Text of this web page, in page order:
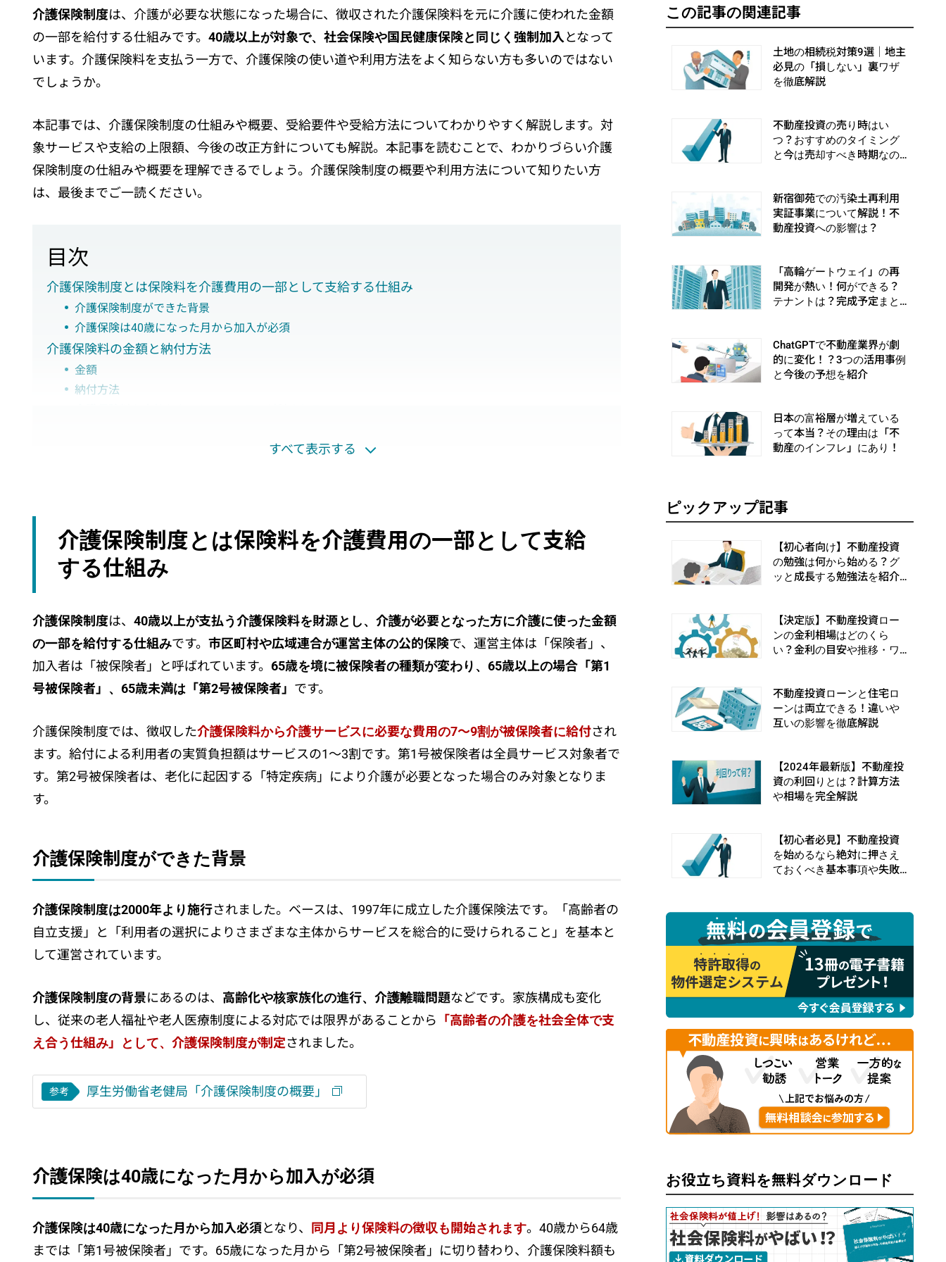
介護保険制度は、介護が必要な状態になった場合に、徴収された介護保険料を元に介護に使われた金額
の一部を給付する仕組みです。 40歳以上が対象で、社会保険や国民健康保険と同じく強制加入となって
います。介護保険料を支払う一方で、介護保険の使い道や利用方法をよく知らない方も多いのではない
でしょうか。
本記事では、介護保険制度の仕組みや概要、受給要件や受給方法についてわかりやすく解説します。対
象サービスや支給の上限額、今後の改正方針についても解説。本記事を読むことで、わかりづらい介護
保険制度の仕組みや概要を理解できるでしょう。介護保険制度の概要や利用方法について知りたい方
は、最後までご一読ください。
目次
介護保険制度とは保険料を介護費用の一部として支給する仕組み
介護保険制度ができた背景
介護保険は40歳になった月から加入が必須
介護保険料の金額と納付方法
金額
納付方法
施設を利用するサービス
日帰りで利用する通所サービス
宿泊を伴うサービス
介護保険の自己負担割合と利用限度額
自己負担はサービス利用額の1～3割
居宅サービスの利用額には上限がある
介護保険施設の入所者に対しては「補足給付」がある
まとめ
すべて表示する
介護保険制度とは保険料を介護費用の一部として支給
する仕組み
介護保険制度は、 40歳以上が支払う介護保険料を財源とし、介護が必要となった方に介護に使った金額
の一部を給付する仕組みです。 市区町村や広域連合が運営主体の公的保険で、運営主体は「保険者」、
加入者は「被保険者」と呼ばれています。 65歳を境に被保険者の種類が変わり、65歳以上の場合「第1
号被保険者」、65歳未満は「第2号被保険者」 です。
介護保険制度では、徴収した介護保険料から介護サービスに必要な費用の7〜9割が被保険者に給付され
ます。給付による利用者の実質負担額はサービスの1〜3割です。第1号被保険者は全員サービス対象者で
す。第2号被保険者は、老化に起因する「特定疾病」により介護が必要となった場合のみ対象となりま
す。
介護保険制度ができた背景
介護保険制度は2000年より施行されました。ベースは、1997年に成立した介護保険法です。「高齢者の
自立支援」と「利用者の選択によりさまざまな主体からサービスを総合的に受けられること」を基本と
して運営されています。
介護保険制度の背景にあるのは、 高齢化や核家族化の進行、介護離職問題などです。家族構成も変化
し、従来の老人福祉や老人医療制度による対応では限界があることから 「高齢者の介護を社会全体で支
え合う仕組み」として、介護保険制度が制定されました。
参考 厚生労働省老健局「介護保険制度の概要」
介護保険は40歳になった月から加入が必須
介護保険は40歳になった月から加入必須となり、 同月より保険料の徴収も開始されます。40歳から64歳
までは「第1号被保険者」です。65歳になった月から「第2号被保険者」に切り替わり、介護保険料額も
この記事の関連記事
土地の相続税対策9選｜地主
必見の「損しない」裏ワザ
を徹底解説
不動産投資の売り時はい
つ？おすすめのタイミング
と今は売却すべき時期なの
新宿御苑での汚染土再利用
実証事業について解説！不
動産投資への影響は？
「高輪ゲートウェイ」の再
開発が熱い！何ができる？
テナントは？完成予定まと
ChatGPTで不動産業界が劇
的に変化！？3つの活用事例
と今後の予想を紹介
日本の富裕層が増えている
って本当？その理由は「不
動産のインフレ」にあり！
ピックアップ記事
【初心者向け】不動産投資
の勉強は何から始める？グ
ッと成長する勉強法を紹介
【決定版】不動産投資ロー
ンの金利相場はどのくら
い？金利の目安や推移・ワ
不動産投資ローンと住宅ロ
ーンは両立できる！違いや
互いの影響を徹底解説
【2024年最新版】不動産投
資の利回りとは？計算方法
や相場を完全解説
【初心者必見】不動産投資
を始めるなら絶対に押さえ
ておくべき基本事項や失敗
お役立ち資料を無料ダウンロード